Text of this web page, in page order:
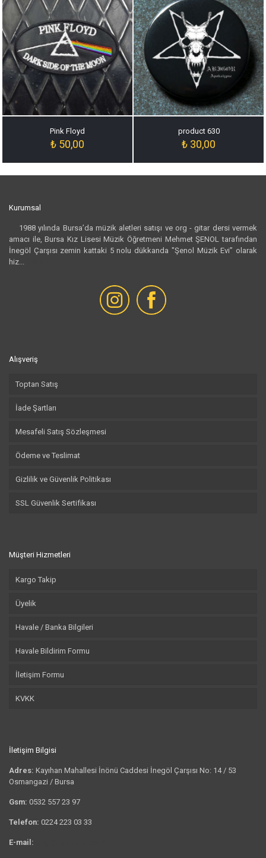
Pink Floyd
₺ 50,00
product 630
₺ 30,00
Kurumsal
1988 yılında Bursa’da müzik aletleri satışı ve org - gitar dersi vermek
amacı ile, Bursa Kız Lisesi Müzik Öğretmeni Mehmet ŞENOL tarafından
İnegöl Çarşısı zemin kattaki 5 nolu dükkanda "Şenol Müzik Evi” olarak
hiz...
Alışveriş
Toptan Satış
İade Şartları
Mesafeli Satış Sözleşmesi
Ödeme ve Teslimat
Gizlilik ve Güvenlik Politikası
SSL Güvenlik Sertifikası
Müşteri Hizmetleri
Kargo Takip
Üyelik
Havale / Banka Bilgileri
Havale Bildirim Formu
İletişim Formu
KVKK
İletişim Bilgisi
Adres: Kayıhan Mahallesi İnönü Caddesi İnegöl Çarşısı No: 14 / 53
Osmangazi / Bursa
Gsm: 0532 557 23 97
Telefon: 0224 223 03 33
E-mail: